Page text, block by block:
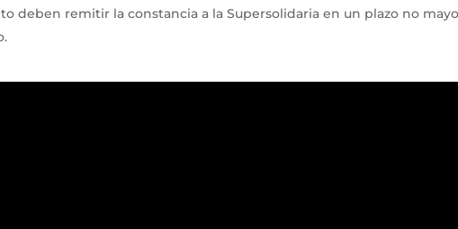
deben remitir la constancia a la Supersolidaria en un plazo no